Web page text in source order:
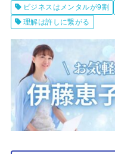
ビジネスはメンタルが9割
理解は許しに繋がる